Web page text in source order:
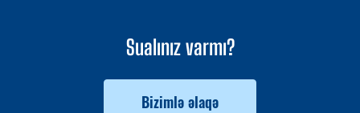
Sualınız varmı?
Bizimlə əlaqə